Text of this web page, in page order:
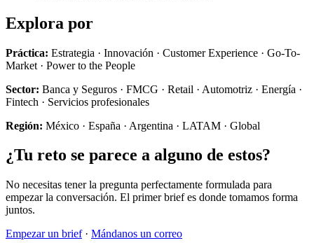
Explora por
Práctica: Estrategia · Innovación · Customer Experience · Go-To-
Market · Power to the People
Sector: Banca y Seguros · FMCG · Retail · Automotriz · Energía ·
Fintech · Servicios profesionales
Región: México · España · Argentina · LATAM · Global
¿Tu reto se parece a alguno de estos?
No necesitas tener la pregunta perfectamente formulada para
empezar la conversación. El primer brief es donde tomamos forma
juntos.
Empezar un brief· Mándanos un correo